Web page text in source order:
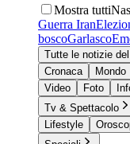
Mostra tutti
Guerra Iran
boscoGarlasco
Tutte le notizie
Cronaca
Mondo
Video
Foto
Tv & Spettacolo
Lifestyle